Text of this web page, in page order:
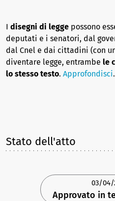
I disegni di legge possono
deputati e i senatori, dal
dal Cnel e dai cittadini (con
diventare legge, entrambe le
lo stesso testo. Approfondisci.
Stato dell'atto
03/04/
Approvato in